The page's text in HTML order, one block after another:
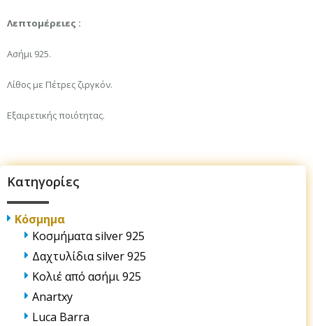
Λεπτομέρειες :
Ασήμι 925.
Λίθος με Πέτρες ζιργκόν.
Εξαιρετικής ποιότητας.
Κατηγορίες
Κόσμημα
Κοσμήματα silver 925
Δαχτυλίδια silver 925
Κολιέ από ασήμι 925
Anartxy
Luca Barra